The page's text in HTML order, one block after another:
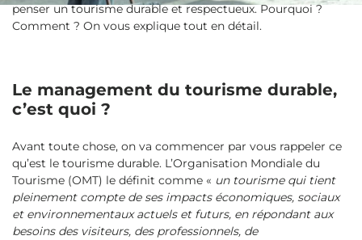
penser un tourisme durable et respectueux. Pourquoi ?
Comment ? On vous explique tout en détail.
Le management du tourisme durable,
c’est quoi ?
Avant toute chose, on va commencer par vous rappeler ce
qu’est le tourisme durable. L’Organisation Mondiale du
Tourisme (OMT) le définit comme « un tourisme qui tient
pleinement compte de ses impacts économiques, sociaux
et environnementaux actuels et futurs, en répondant aux
besoins des visiteurs, des professionnels, de